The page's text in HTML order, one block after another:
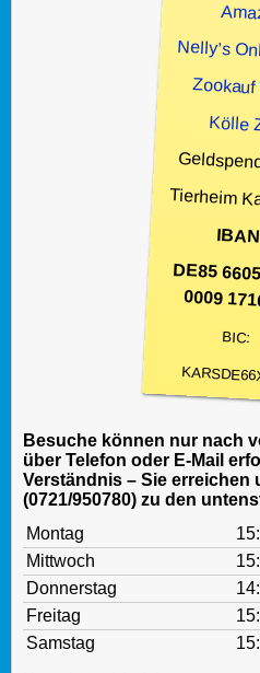
Nelly’s
Zookauf
Kölle
Tierheim
DE85
0009
BIC:
Besuche können nur nach
über Telefon oder E-Mail
Verständnis – Sie erreichen
(0721/950780) zu den
Montag
Mittwoch
Donnerstag
Freitag
Samstag